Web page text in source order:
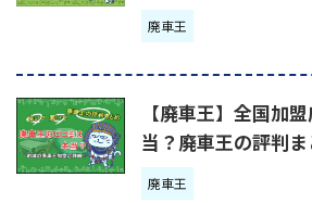
廃車王
【廃車王】全国加
当？廃車王の評判
廃車王